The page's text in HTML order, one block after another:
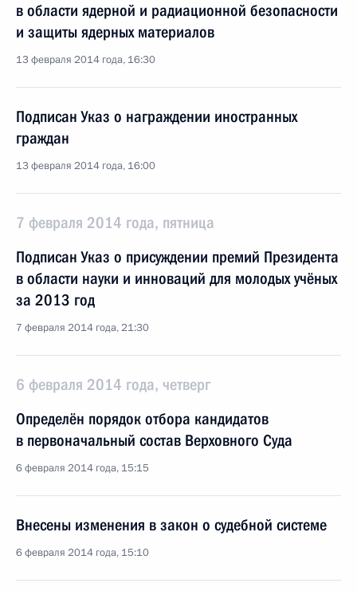
в области ядерной и радиационной безопасности
и защиты ядерных материалов
13 февраля 2014 года, 16:30
Подписан Указ о награждении иностранных
граждан
13 февраля 2014 года, 16:00
7 февраля 2014 года, пятница
Подписан Указ о присуждении премий Президента
в области науки и инноваций для молодых учёных
за 2013 год
7 февраля 2014 года, 21:30
6 февраля 2014 года, четверг
Определён порядок отбора кандидатов
в первоначальный состав Верховного Суда
6 февраля 2014 года, 15:15
Внесены изменения в закон о судебной системе
6 февраля 2014 года, 15:10